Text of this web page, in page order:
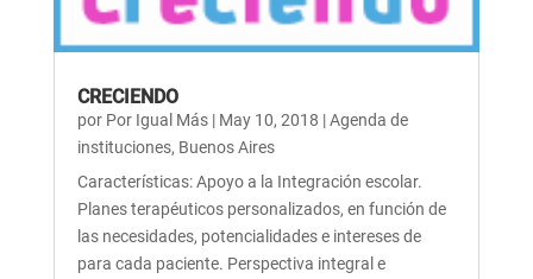
CRECIENDO
por Por Igual Más| May 10, 2018 |Agenda de
instituciones, Buenos Aires
Características: Apoyo a la Integración escolar.
Planes terapéuticos personalizados, en función de
las necesidades, potencialidades e intereses de
para cada paciente. Perspectiva integral e